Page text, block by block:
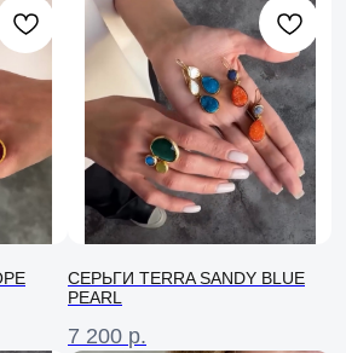
СЕРЬГИ TERRA SANDY BLUE
PEARL
7 200 р.